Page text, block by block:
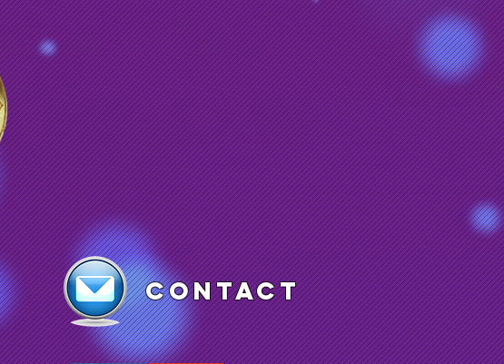
contact